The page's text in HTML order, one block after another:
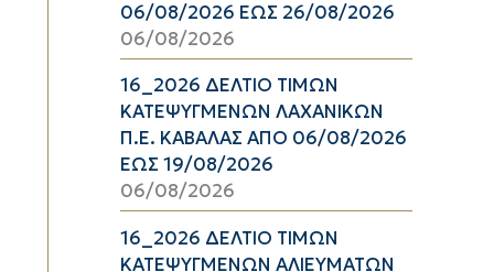
06/08/2026 ΕΩΣ 26/08/2026
06/08/2026
16_2026 ΔΕΛΤΙΟ ΤΙΜΩΝ
ΚΑΤΕΨΥΓΜΕΝΩΝ ΛΑΧΑΝΙΚΩΝ
Π.Ε. ΚΑΒΑΛΑΣ ΑΠΟ 06/08/2026
ΕΩΣ 19/08/2026
06/08/2026
16_2026 ΔΕΛΤΙΟ ΤΙΜΩΝ
ΚΑΤΕΨΥΓΜΕΝΩΝ ΑΛΙΕΥΜΑΤΩΝ